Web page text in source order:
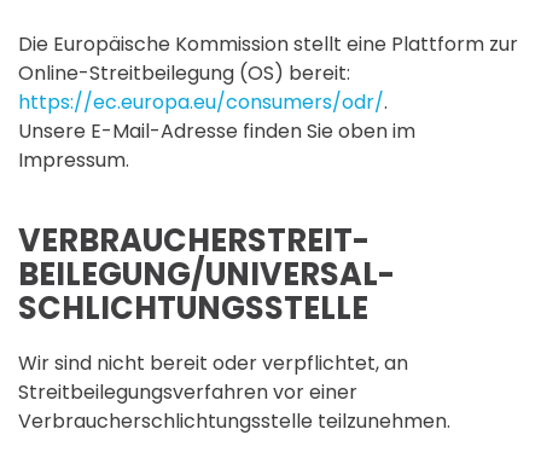
Die Europäische Kommission stellt eine Plattform zur
Online-Streitbeilegung (OS) bereit:
https://ec.europa.eu/consumers/odr/.
Unsere E-Mail-Adresse finden Sie oben im
Impressum.
VERBRAUCHER­STREIT­
BEILEGUNG/UNIVERSAL­
SCHLICHTUNGS­STELLE
Wir sind nicht bereit oder verpflichtet, an
Streitbeilegungsverfahren vor einer
Verbraucherschlichtungsstelle teilzunehmen.